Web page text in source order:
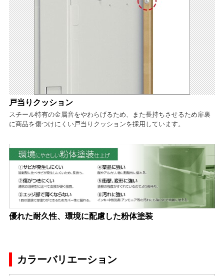
戸当りクッション
スチール特有の金属音をやわらげるため、また長持ちさせるため扉裏
に商品を傷つけにくい戸当りクッションを採用しています。
優れた耐久性、環境に配慮した粉体塗装
カラーバリエーション